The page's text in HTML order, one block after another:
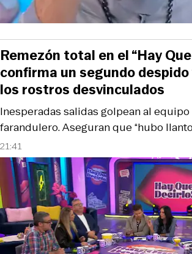
21:41
Inesperadas salidas golpean al
farandulero. Aseguran que “hubo
Remezón total en el “Hay
confirma un segundo despido
los rostros desvinculados